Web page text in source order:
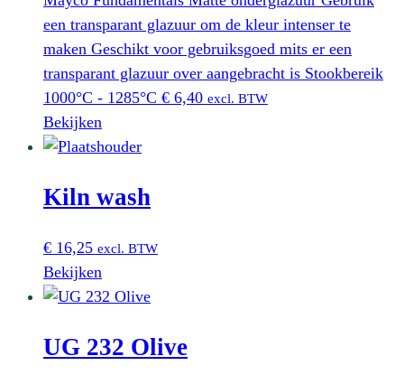
een transparant glazuur om de kleur intenser te
maken Geschikt voor gebruiksgoed mits er een
transparant glazuur over aangebracht is Stookbereik
1000°C - 1285°C € 6,40 excl. BTW
Bekijken
Kiln wash
€ 16,25 excl. BTW
Bekijken
UG 232 Olive